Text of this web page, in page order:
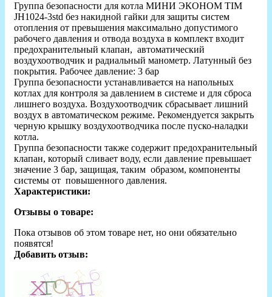
Группа безопасности для котла МИНИ ЭКОНОМ TIM
JH1024-3std без накидной гайки для защиты систем
отопления от превышения максимально допустимого
рабочего давления и отвода воздуха в комплект входит
предохранительный клапан, автоматический
воздухоотводчик и радиальный манометр. Латунный без
покрытия. Рабочее давление: 3 бар
Группа безопасности устанавливается на напольных
котлах для контроля за давлением в системе и для сброса
лишнего воздуха. Воздухоотводчик сбрасывает лишний
воздух в автоматическом режиме. Рекомендуется закрыть
черную крышку воздухоотводчика после пуско-наладки
котла.
Группа безопасности также содержит предохранительный
клапан, который сливает воду, если давление превышает
значение 3 бар, защищая, таким образом, компоненты
системы от повышенного давления.
Характеристики:
Отзывы о товаре:
Пока отзывов об этом товаре нет, но они обязательно
появятся!
Добавить отзыв: